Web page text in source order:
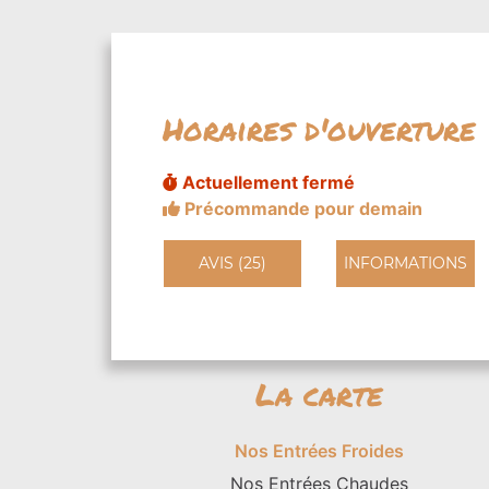
Horaires d'ouverture
Actuellement fermé
Précommande pour demain
AVIS (25) INFORMATIONS
La carte
Nos Entrées Froides
Nos Entrées Chaudes